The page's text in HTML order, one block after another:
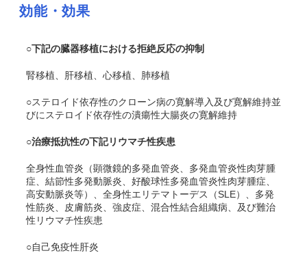
効能・効果
○下記の臓器移植における拒絶反応の抑制
腎移植、肝移植、心移植、肺移植
○ステロイド依存性のクローン病の寛解導入及び寛解維持並
びにステロイド依存性の潰瘍性大腸炎の寛解維持
○治療抵抗性の下記リウマチ性疾患
全身性血管炎（顕微鏡的多発血管炎、多発血管炎性肉芽腫
症、結節性多発動脈炎、好酸球性多発血管炎性肉芽腫症、
高安動脈炎等）、全身性エリテマトーデス（SLE）、多発
性筋炎、皮膚筋炎、強皮症、混合性結合組織病、及び難治
性リウマチ性疾患
○自己免疫性肝炎